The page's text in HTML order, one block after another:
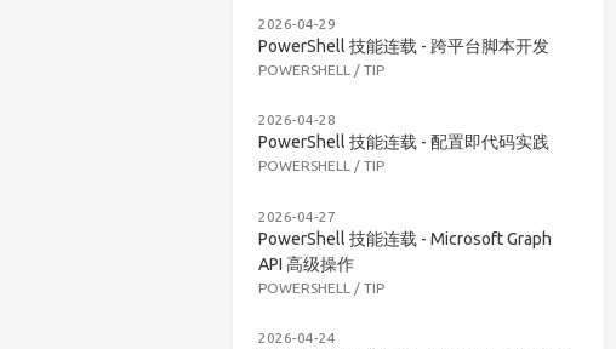
2026-04-29
PowerShell 技能连载 - 跨平台脚本开发
POWERSHELL / TIP
2026-04-28
PowerShell 技能连载 - 配置即代码实践
POWERSHELL / TIP
2026-04-27
PowerShell 技能连载 - Microsoft Graph
API 高级操作
POWERSHELL / TIP
2026-04-24